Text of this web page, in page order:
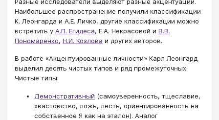
Наибольшее распространение получили классификации
К. Леонгарда и А.Е. Личко, другие классификации можно
встретить у А.П. Егидеса, Е.А. Некрасовой и В.В.
Пономаренко, Н.И. Козлова и других авторов.
В работе «Акцентуированные личности» Карл Леонгард
выделил десять чистых типов и ряд промежуточных.
Чистые типы:
Демонстративный (самоуверенность, тщеславие,
хвастовство, ложь, лесть, ориентированность на
собственное Я как на эталон). Аналог